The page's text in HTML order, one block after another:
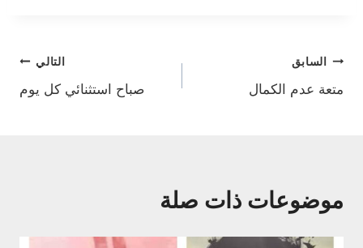
تصفّح
المقالات
السابق
متعة عدم الكمال
التالي
صباح استثنائي كل يوم
موضوعات ذات صلة